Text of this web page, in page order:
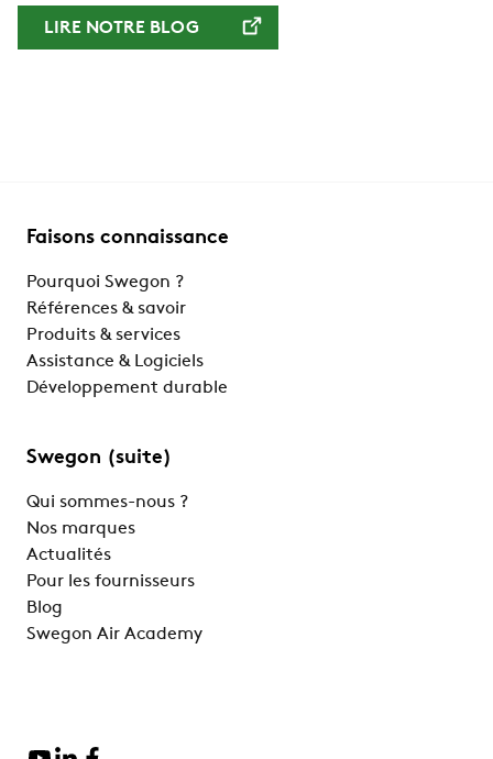
LIRE NOTRE BLOG
Faisons connaissance
Pourquoi Swegon ?
Références & savoir
Produits & services
Assistance & Logiciels
Développement durable
Swegon (suite)
Qui sommes-nous ?
Nos marques
Actualités
Pour les fournisseurs
Blog
Swegon Air Academy